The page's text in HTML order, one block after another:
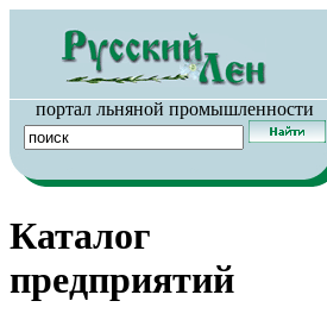
портал льняной промышленности
Каталог
предприятий